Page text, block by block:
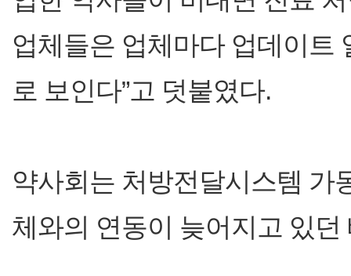
업체들은 업체마다 업데이트
로 보인다”고 덧붙였다.
약사회는 처방전달시스템 가
체와의 연동이 늦어지고 있